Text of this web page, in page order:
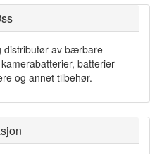
distributør av bærbare
batterier
og annet tilbehør.